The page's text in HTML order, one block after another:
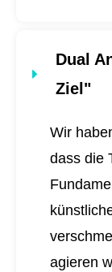
Dual
Ziel"
Wir
dass die
agieren